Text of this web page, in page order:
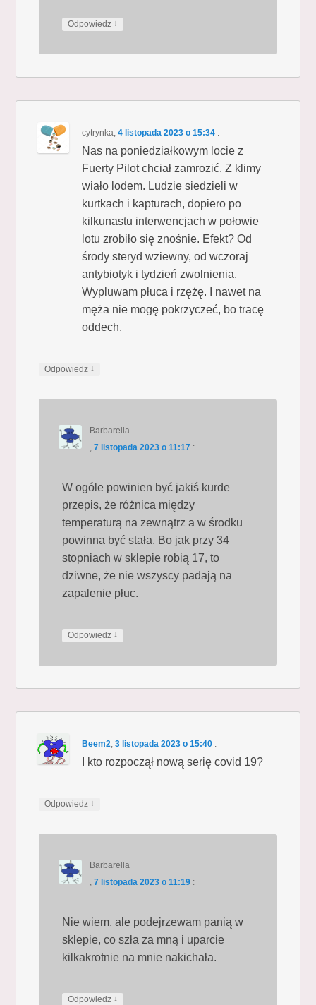
Odpowiedz ↓
cytrynka,4 listopada 2023 o 15:34 :
Nas na poniedziałkowym locie z
Fuerty Pilot chciał zamrozić. Z klimy
wiało lodem. Ludzie siedzieli w
kurtkach i kapturach, dopiero po
kilkunastu interwencjach w połowie
lotu zrobiło się znośnie. Efekt? Od
środy steryd wziewny, od wczoraj
antybiotyk i tydzień zwolnienia.
Wypluwam płuca i rzężę. I nawet na
męża nie mogę pokrzyczeć, bo tracę
oddech.
Odpowiedz ↓
Barbarella
, 7 listopada 2023 o 11:17 :
W ogóle powinien być jakiś kurde
przepis, że różnica między
temperaturą na zewnątrz a w środku
powinna być stała. Bo jak przy 34
stopniach w sklepie robią 17, to
dziwne, że nie wszyscy padają na
zapalenie płuc.
Odpowiedz ↓
Beem2,3 listopada 2023 o 15:40 :
I kto rozpoczął nową serię covid 19?
Odpowiedz ↓
Barbarella
, 7 listopada 2023 o 11:19 :
Nie wiem, ale podejrzewam panią w
sklepie, co szła za mną i uparcie
kilkakrotnie na mnie nakichała.
Odpowiedz ↓